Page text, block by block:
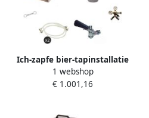
Ich-zapfe bier-tapinstallatie
STREAM 50 complete set
met 2-lijns
1 webshop
€ 1.001,16